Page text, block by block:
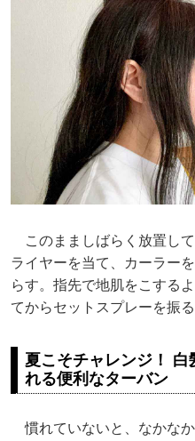
このまましばらく放置し
ライヤーを当て、カーラー
らす。指先で地肌をこする
てからセットスプレーを振る
夏こそチャレンジ！ 白
れる便利なターバン
慣れていないと、なかな